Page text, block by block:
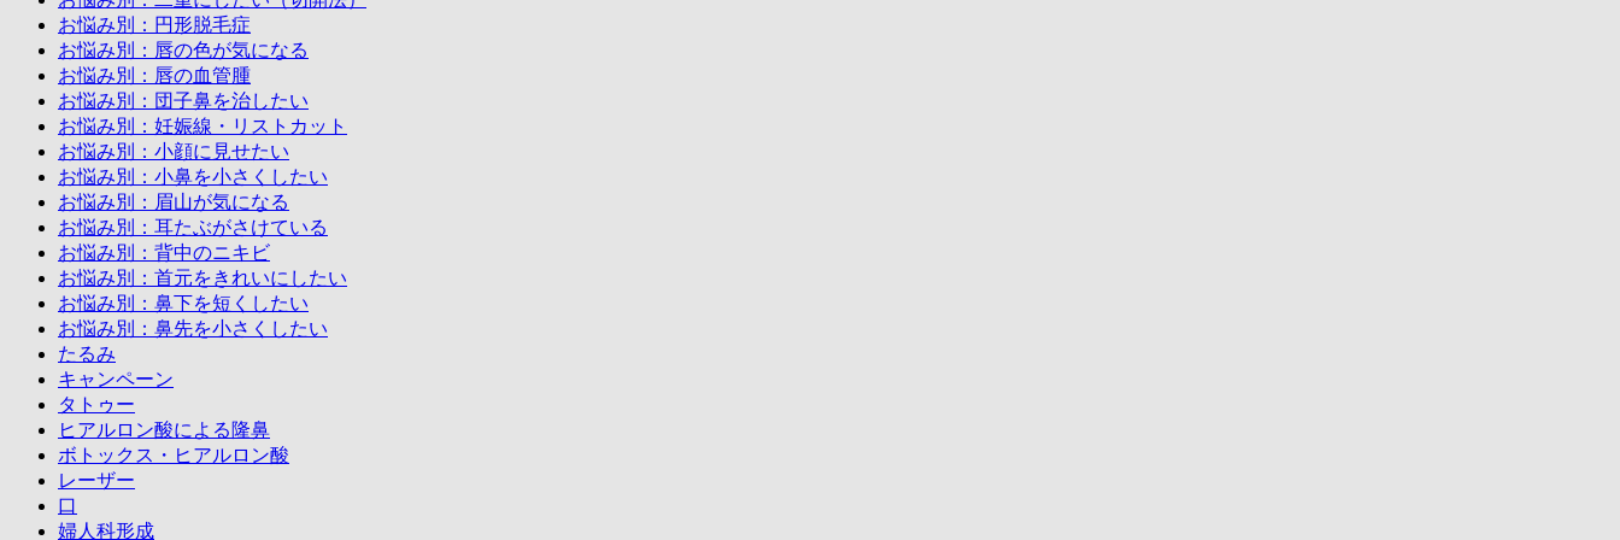
お悩み別：円形脱毛症
お悩み別：唇の色が気になる
お悩み別：唇の血管腫
お悩み別：団子鼻を治したい
お悩み別：妊娠線・リストカット
お悩み別：小顔に見せたい
お悩み別：小鼻を小さくしたい
お悩み別：眉山が気になる
お悩み別：耳たぶがさけている
お悩み別：背中のニキビ
お悩み別：首元をきれいにしたい
お悩み別：鼻下を短くしたい
お悩み別：鼻先を小さくしたい
たるみ
キャンペーン
タトゥー
ヒアルロン酸による隆鼻
ボトックス・ヒアルロン酸
レーザー
口
婦人科形成